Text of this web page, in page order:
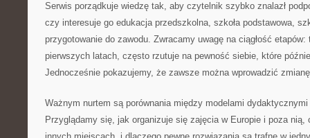
Serwis porządkuje wiedzę tak, aby czytelnik szybko znalazł
czy interesuje go edukacja przedszkolna, szkoła podstawowa,
przygotowanie do zawodu. Zwracamy uwagę na ciągłość
pierwszych latach, często rzutuje na pewność siebie, które
Jednocześnie pokazujemy, że zawsze można wprowadzić
Ważnym nurtem są porównania między modelami
Przyglądamy się, jak organizuje się zajęcia w Europie i poza nią,